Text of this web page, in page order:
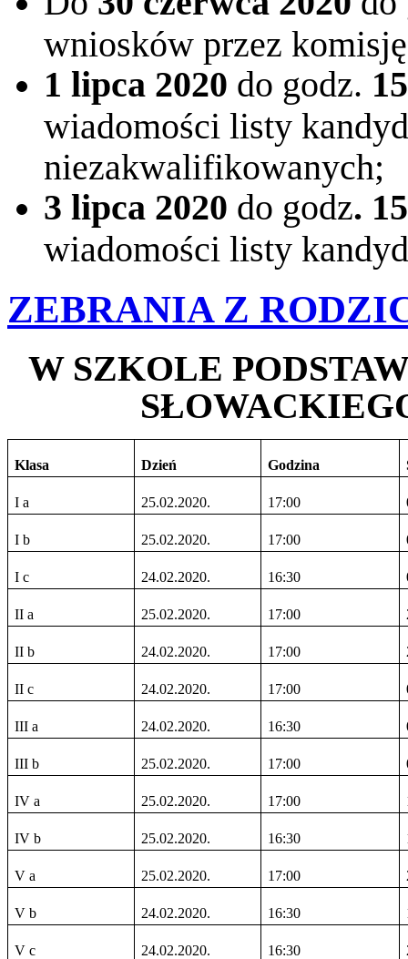
wniosków przez
1 lipca 2020 do godz.
wiadomości listy
niezakwalifikowanych;
3 lipca 2020 do godz.
wiadomości listy
ZEBRANIA Z
W SZKOLE
Klasa Dzień Godzina
I a 25.02.2020. 17:00
I b 25.02.2020. 17:00
I c 24.02.2020. 16:30
II a 25.02.2020. 17:00
II b 24.02.2020. 17:00
II c 24.02.2020. 17:00
III a 24.02.2020. 16:30
III b 25.02.2020. 17:00
IV a 25.02.2020. 17:00
IV b 25.02.2020. 16:30
V a 25.02.2020. 17:00
V b 24.02.2020. 16:30
V c 24.02.2020. 16:30